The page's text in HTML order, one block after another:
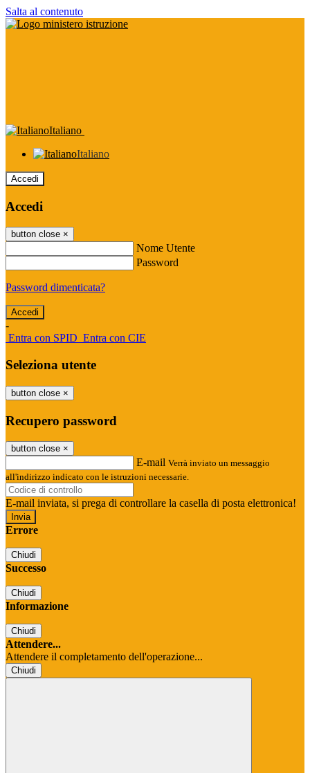
Salta al contenuto
Italiano
Italiano
Accedi
Accedi
button close ×
Nome Utente
Password
Password dimenticata?
-
Entra con SPID Entra con CIE
Seleziona utente
button close ×
Recupero password
button close ×
E-mail Verrà inviato un messaggio
all'indirizzo indicato con le istruzioni necessarie.
E-mail inviata, si prega di controllare la casella di posta elettronica!
Errore
Chiudi
Successo
Chiudi
Informazione
Chiudi
Attendere...
Attendere il completamento dell'operazione...
Chiudi